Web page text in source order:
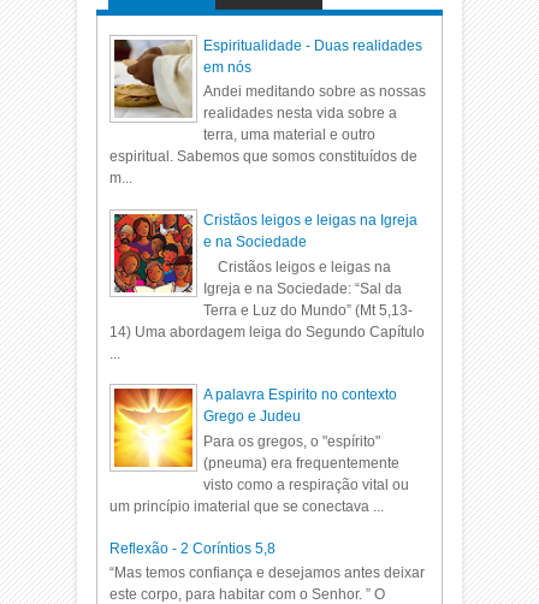
Espiritualidade - Duas realidades
em nós
Andei meditando sobre as nossas
realidades nesta vida sobre a
terra, uma material e outro
espiritual. Sabemos que somos constituídos de
m...
Cristãos leigos e leigas na Igreja
e na Sociedade
Cristãos leigos e leigas na
Igreja e na Sociedade: “Sal da
Terra e Luz do Mundo” (Mt 5,13-
14) Uma abordagem leiga do Segundo Capítulo
A palavra Espirito no contexto
Grego e Judeu
Para os gregos, o "espírito"
(pneuma) era frequentemente
visto como a respiração vital ou
um princípio imaterial que se conectava ...
Reflexão - 2 Coríntios 5,8
“Mas temos confiança e desejamos antes deixar
este corpo, para habitar com o Senhor. ” O